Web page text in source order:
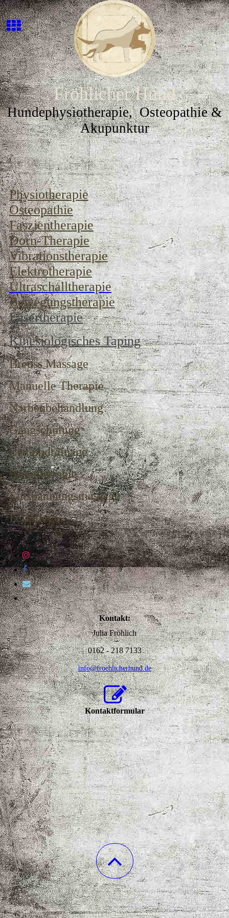
Fröhlicher Hund
Hundephysiotherapie, Osteopathie &
Akupunktur
Physiotherapie
Osteopathie
Faszientherapie
Dorn-Therapie
Vibrationstherapie
Elektrotherapie
Ultraschalltherapie
Bewegungstherapie
Lasertherapie
Kinesiologisches Taping
Breuss Massage
Manuelle Therapie
Narbenbehandlung
Gangschulung
Lymphdrainage
Atemtherapie
Entspannungsmassage
Fellpflege
Kontakt:
Julia Fröhlich
0162 - 218 7133
info@froehlicherhund.de
Kontaktformular